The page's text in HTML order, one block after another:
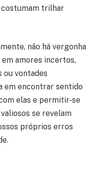
costumam trilhar
não há vergonha
amores incertos,
ou vontades
em encontrar sentido
elas e permitir-se
se revelam
próprios erros